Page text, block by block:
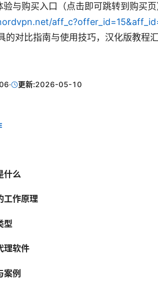
与购买入口（点击即可跳转到购买
的对比指南与使用技巧，汉化版教程
· 更新:2026-05-10
什么
工作原理
型
理软件
案例